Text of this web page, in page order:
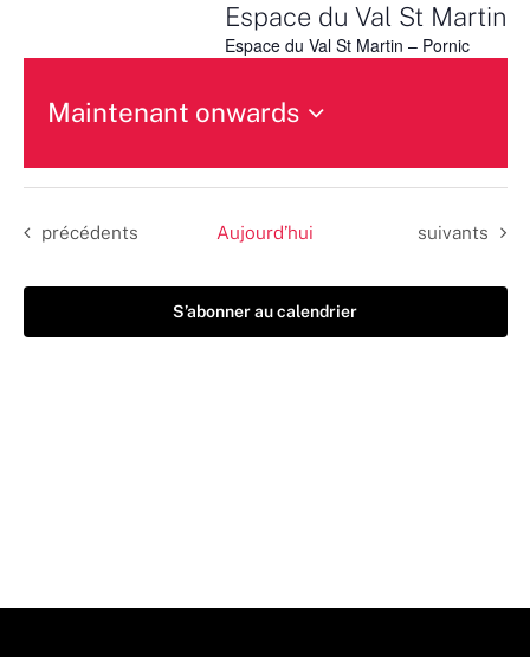
Espace du Val St Martin
Espace du Val St Martin – Pornic
Maintenant onwards
une
date.
Évènements
précédents Aujourd’hui Évènements
suivants
S’abonner au calendrier